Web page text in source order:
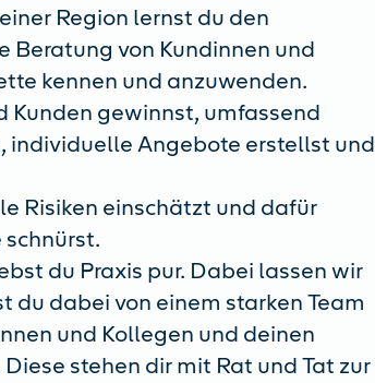
Region lernst du den
von Kundinnen und
kennen und anzuwenden.
Kunden gewinnst, umfassend
Angebote erstellst und
Risiken einschätzt und dafür
du Praxis pur. Dabei lassen wir
dabei von einem starken Team
und Kollegen und deinen
stehen dir mit Rat und Tat zur